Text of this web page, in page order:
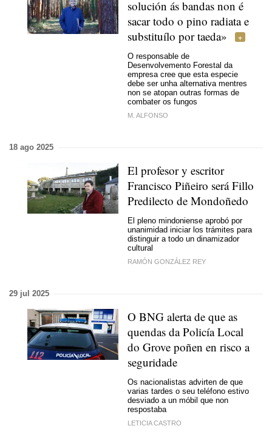
solución ás bandas non é
sacar todo o pino radiata e
substituílo por taeda»
O responsable de
Desenvolvemento Forestal da
empresa cree que esta especie
debe ser unha alternativa mentres
non se atopan outras formas de
combater os fungos
M. ALFONSO
18 ago 2025
El profesor y escritor
Francisco Piñeiro seráFillo
Predilecto de Mondoñedo
El pleno mindoniense aprobó por
unanimidad iniciar los trámites para
distinguir a todo un dinamizador
cultural
RAMÓN GONZÁLEZ REY
29 jul 2025
O BNG alerta de que as
quendas da Policía Local
do Grove poñen en risco a
seguridade
Os nacionalistas advirten de que
varias tardes o seu teléfono estivo
desviado a un móbil que non
respostaba
LETICIA CASTRO